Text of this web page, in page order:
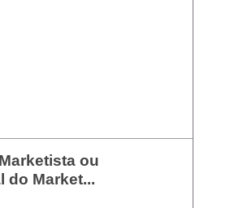
ou
do Market...